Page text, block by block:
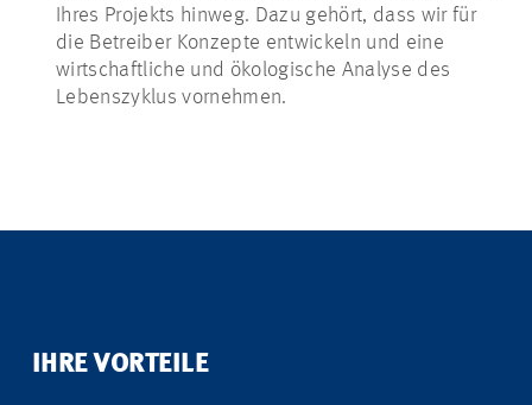
Ihres Projekts hinweg. Dazu gehört, dass wir für
die Betreiber Konzepte entwickeln und eine
wirtschaftliche und ökologische Analyse des
Lebenszyklus vornehmen.
IHRE VORTEILE